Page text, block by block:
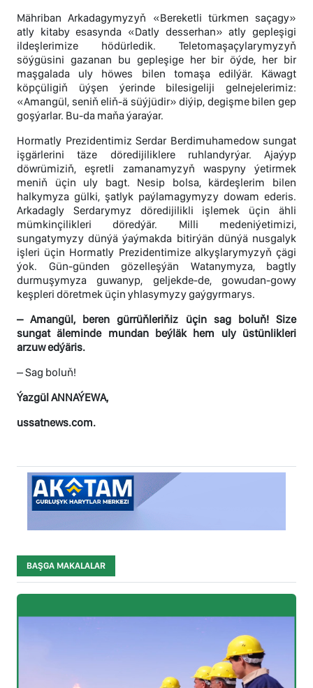
Mähriban Arkadagymyzyň «Bereketli türkmen saçagy»
atly kitaby esasynda «Datly desserhan» atly gepleşigi
ildeşlerimize hödürledik. Teletomaşaçylarymyzyň
söýgüsini gazanan bu gepleşige her bir öýde, her bir
maşgalada uly höwes bilen tomaşa edilýär. Käwagt
köpçüligiň üýşen ýerinde bilesigeliji gelnejelerimiz:
«Amangül, seniň eliň-ä süýjüdir» diýip, degişme bilen gep
goşýarlar. Bu-da maňa ýaraýar.
Hormatly Prezidentimiz Serdar Berdimuhamedow sungat
işgärlerini täze döredijiliklere ruhlandyrýar. Ajaýyp
döwrümiziň, eşretli zamanamyzyň waspyny ýetirmek
meniň üçin uly bagt. Nesip bolsa, kärdeşlerim bilen
halkymyza gülki, şatlyk paýlamagymyzy dowam ederis.
Arkadagly Serdarymyz döredijilikli işlemek üçin ähli
mümkinçilikleri döredýär. Milli medeniýetimizi,
sungatymyzy dünýä ýaýmakda bitirýän dünýä nusgalyk
işleri üçin Hormatly Prezidentimize alkyşlarymyzyň çägi
ýok. Gün-günden gözelleşýän Watanymyza, bagtly
durmuşymyza guwanyp, geljekde-de, gowudan-gowy
keşpleri döretmek üçin yhlasymyzy gaýgyrmarys.
– Amangül, beren gürrüňleriňiz üçin sag boluň! Size
sungat äleminde mundan beýläk hem uly üstünlikleri
arzuw edýäris.
– Sag boluň!
Ýazgül ANNAÝEWA,
ussatnews.com.
BAŞGA MAKALALAR